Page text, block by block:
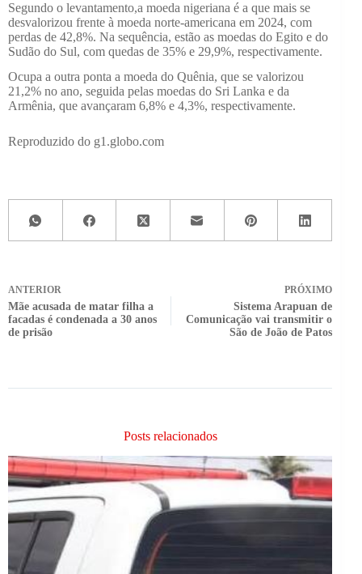
Segundo o levantamento,a moeda nigeriana é a que mais se
desvalorizou frente à moeda norte-americana em 2024, com
perdas de 42,8%. Na sequência, estão as moedas do Egito e do
Sudão do Sul, com quedas de 35% e 29,9%, respectivamente.
Ocupa a outra ponta a moeda do Quênia, que se valorizou
21,2% no ano, seguida pelas moedas do Sri Lanka e da
Armênia, que avançaram 6,8% e 4,3%, respectivamente.
Reproduzido do g1.globo.com
ANTERIOR
Mãe acusada de matar filha a
facadas é condenada a 30 anos
de prisão
PRÓXIMO
Sistema Arapuan de
Comunicação vai transmitir o
São de João de Patos
Posts relacionados